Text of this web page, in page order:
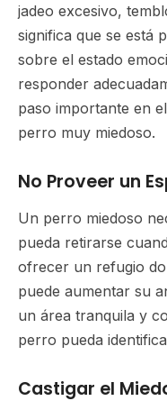
jadeo excesivo,
significa que se está
sobre el estado
responder
paso importante en
perro muy miedoso.
No Proveer un
Un perro miedoso
pueda retirarse
ofrecer un refugio
puede aumentar su
un área tranquila y
perro pueda
Castigar el